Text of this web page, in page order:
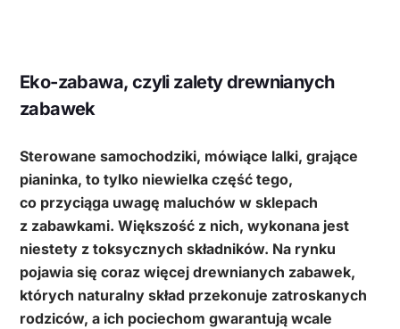
Eko-zabawa, czyli zalety drewnianych
zabawek
Sterowane samochodziki, mówiące lalki, grające
pianinka, to tylko niewielka część tego,
co przyciąga uwagę maluchów w sklepach
z zabawkami. Większość z nich, wykonana jest
niestety z toksycznych składników. Na rynku
pojawia się coraz więcej drewnianych zabawek,
których naturalny skład przekonuje zatroskanych
rodziców, a ich pociechom gwarantują wcale